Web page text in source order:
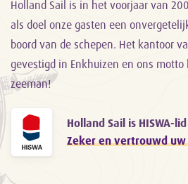
Holland Sail is in het voorjaar van
als doel onze gasten een
boord van de schepen. Het kantoor
gevestigd in Enkhuizen en ons
zeeman!
Holland Sail is HISWA-lid
Zeker en vertrouwd